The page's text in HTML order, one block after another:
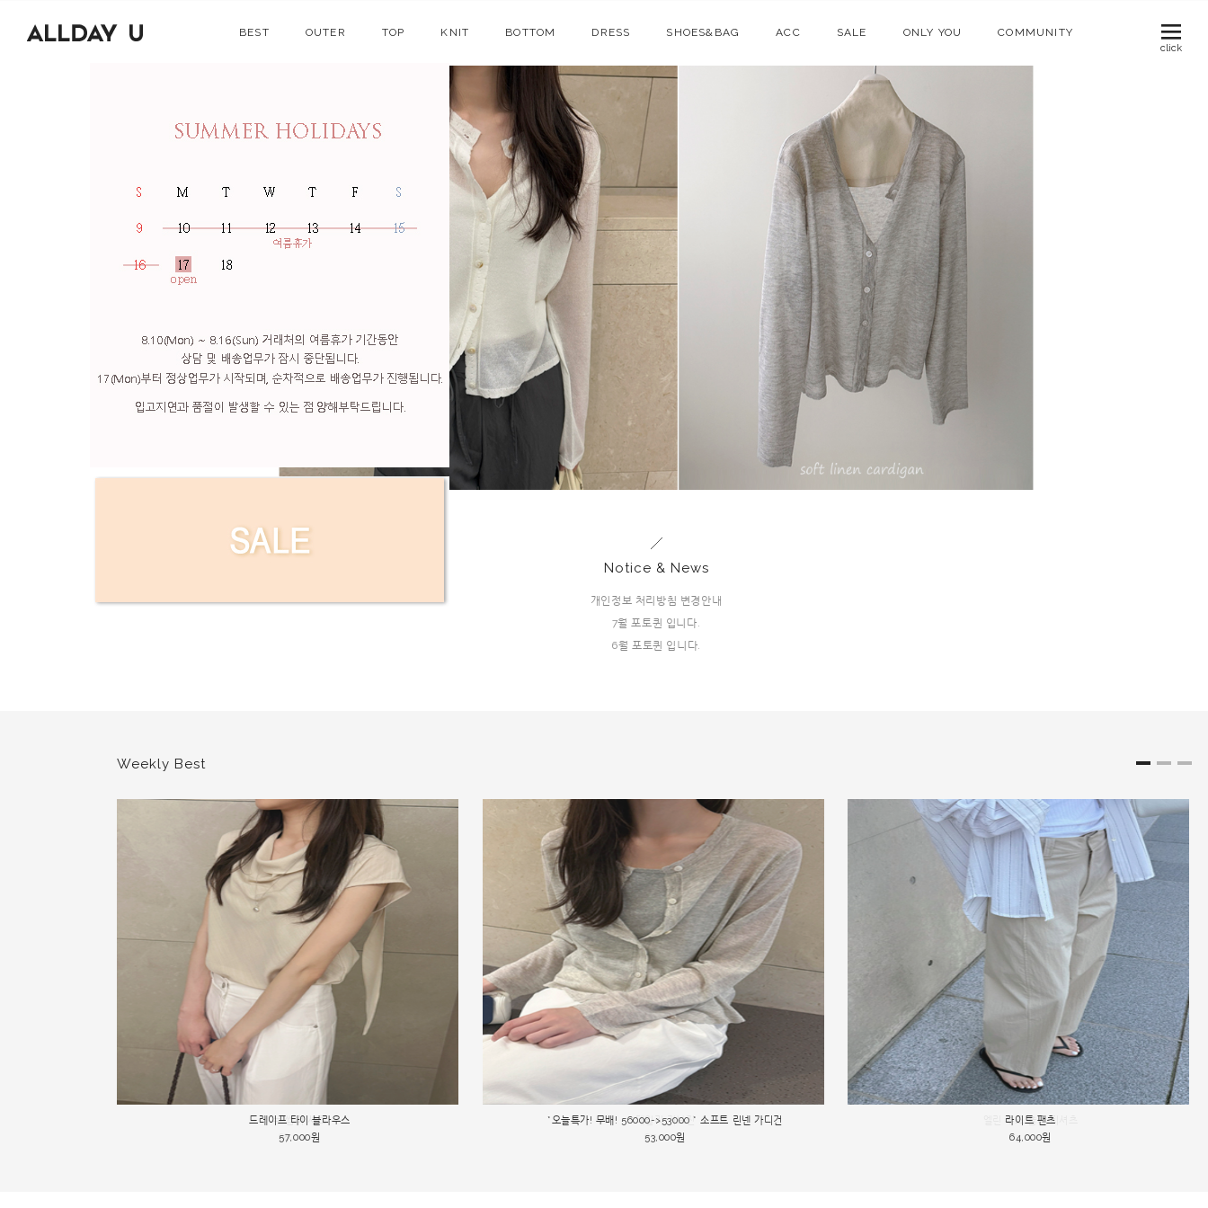
click
BEST OUTER TOP KNIT BOTTOM DRESS SHOES&BAG ACC SALE ONLY YOU COMMUNITY
Notice & News
개인정보 처리방침 변경안내
7월 포토퀸 입니다.
6월 포토퀸 입니다.
Weekly Best
드레이프 타이 블라우스
57,000원
*오늘특가! 무배! 56000->53000 * 소프트 린넨 가디건
53,000원
라이트 팬츠
64,000원
49000->45000 자수 레이스 블라우스
45,000원
*오늘특가 58000->53000 베이지,차콜 당일출고* 롤 라운드 니트
53,000원
[체형커버 출근룩] 잉크 핀팬츠
34,000원
뉴 썸머 셔츠
68,000원
데일리 커브진
67,000원
엘린 루즈 숄더 티셔츠
25,000원
현재의 메세지창을 다시 표시하지 않음